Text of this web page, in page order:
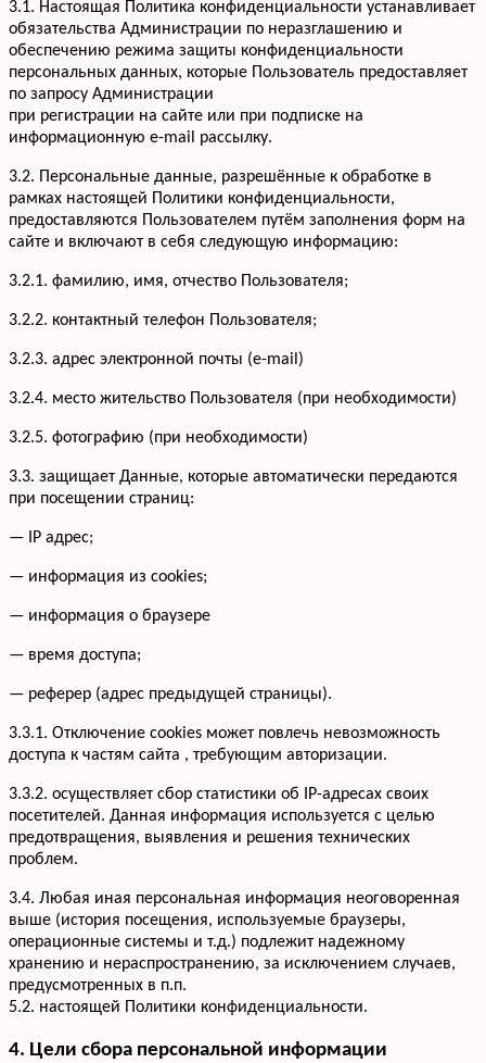
3.1. Настоящая Политика конфиденциальности устанавливает
обязательства Администрации по неразглашению и
обеспечению режима защиты конфиденциальности
персональных данных, которые Пользователь предоставляет
по запросу Администрации
при регистрации на сайте или при подписке на
информационную e-mail рассылку.
3.2. Персональные данные, разрешённые к обработке в
рамках настоящей Политики конфиденциальности,
предоставляются Пользователем путём заполнения форм на
сайте и включают в себя следующую информацию:
3.2.1. фамилию, имя, отчество Пользователя;
3.2.2. контактный телефон Пользователя;
3.2.3. адрес электронной почты (e-mail)
3.2.4. место жительство Пользователя (при необходимости)
3.2.5. фотографию (при необходимости)
3.3. защищает Данные, которые автоматически передаются
при посещении страниц:
— IP адрес;
— информация из cookies;
— информация о браузере
— время доступа;
— реферер (адрес предыдущей страницы).
3.3.1. Отключение cookies может повлечь невозможность
доступа к частям сайта , требующим авторизации.
3.3.2. осуществляет сбор статистики об IP-адресах своих
посетителей. Данная информация используется с целью
предотвращения, выявления и решения технических
проблем.
3.4. Любая иная персональная информация неоговоренная
выше (история посещения, используемые браузеры,
операционные системы и т.д.) подлежит надежному
хранению и нераспространению, за исключением случаев,
предусмотренных в п.п.
5.2. настоящей Политики конфиденциальности.
4. Цели сбора персональной информации